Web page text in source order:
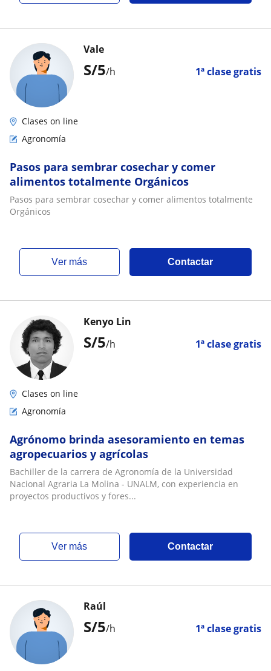
S/5/h 1ª clase gratis
Vale
Clases on line
Agronomía
Pasos para sembrar cosechar y comer
alimentos totalmente Orgánicos
Pasos para sembrar cosechar y comer alimentos totalmente
Orgánicos
ver más Contactar
S/5/h 1ª clase gratis
Kenyo Lin
Clases on line
Agronomía
Agrónomo brinda asesoramiento en temas
agropecuarios y agrícolas
Bachiller de la carrera de Agronomía de la Universidad
Nacional Agraria La Molina - UNALM, con experiencia en
proyectos productivos y fores...
ver más Contactar
S/5/h 1ª clase gratis
Raúl